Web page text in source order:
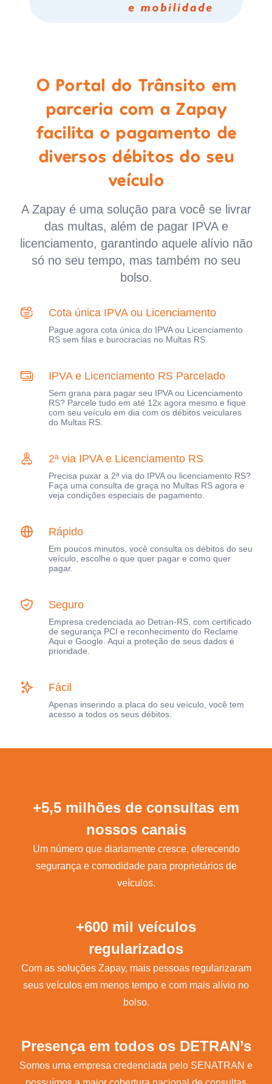
O Portal do Trânsito em
parceria com a Zapay
facilita o pagamento de
diversos débitos do seu
veículo
A Zapay é uma solução para você se livrar
das multas, além de pagar IPVA e
licenciamento, garantindo aquele alívio não
só no seu tempo, mas também no seu
bolso.
Cota única IPVA ou Licenciamento
Pague agora cota única do IPVA ou Licenciamento
RS sem filas e burocracias no Multas RS.
IPVA e Licenciamento RS Parcelado
Sem grana para pagar seu IPVA ou Licenciamento
RS? Parcele tudo em até 12x agora mesmo e fique
com seu veículo em dia com os débitos veiculares
do Multas RS.
2ª via IPVA e Licenciamento RS
Precisa puxar a 2ª via do IPVA ou licenciamento RS?
Faça uma consulta de graça no Multas RS agora e
veja condições especiais de pagamento.
Rápido
Em poucos minutos, você consulta os débitos do seu
veículo, escolhe o que quer pagar e como quer
pagar.
Seguro
Empresa credenciada ao Detran-RS, com certificado
de segurança PCI e reconhecimento do Reclame
Aqui e Google. Aqui a proteção de seus dados é
prioridade.
Fácil
Apenas inserindo a placa do seu veículo, você tem
acesso a todos os seus débitos.
+5,5 milhões de consultas em
nossos canais
Um número que diariamente cresce, oferecendo
segurança e comodidade para proprietários de
veículos.
+600 mil veículos
regularizados
Com as soluções Zapay, mais pessoas regularizaram
seus veículos em menos tempo e com mais alívio no
bolso.
Presença em todos os DETRAN’s
Somos uma empresa credenciada pelo SENATRAN e